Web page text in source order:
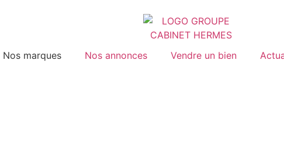
Nos marques Nos annonces Vendre un bien